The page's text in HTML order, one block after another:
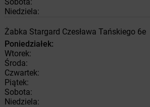
Niedziela:
Żabka Stargard Czesława Tańskiego 6e
Poniedziałek:
Wtorek:
Środa:
Czwartek:
Piątek:
Sobota:
Niedziela: